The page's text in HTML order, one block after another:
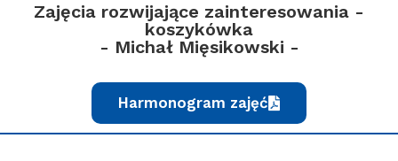
Zajęcia rozwijające zainteresowania -
koszykówka
- Michał Mięsikowski -
Harmonogram zajęć